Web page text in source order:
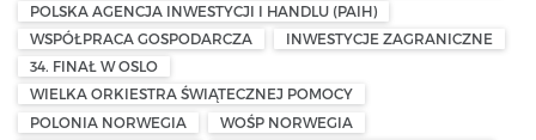
POLSKA AGENCJA INWESTYCJI I HANDLU (PAIH)
WSPÓŁPRACA GOSPODARCZA
INWESTYCJE ZAGRANICZNE
34. FINAŁ W OSLO
WIELKA ORKIESTRA ŚWIĄTECZNEJ POMOCY
POLONIA NORWEGIA
WOŚP NORWEGIA